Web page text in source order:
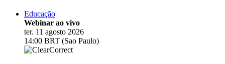
Educação
Webinar ao vivo
ter. 11 agosto 2026
14:00 BRT (Sao Paulo)